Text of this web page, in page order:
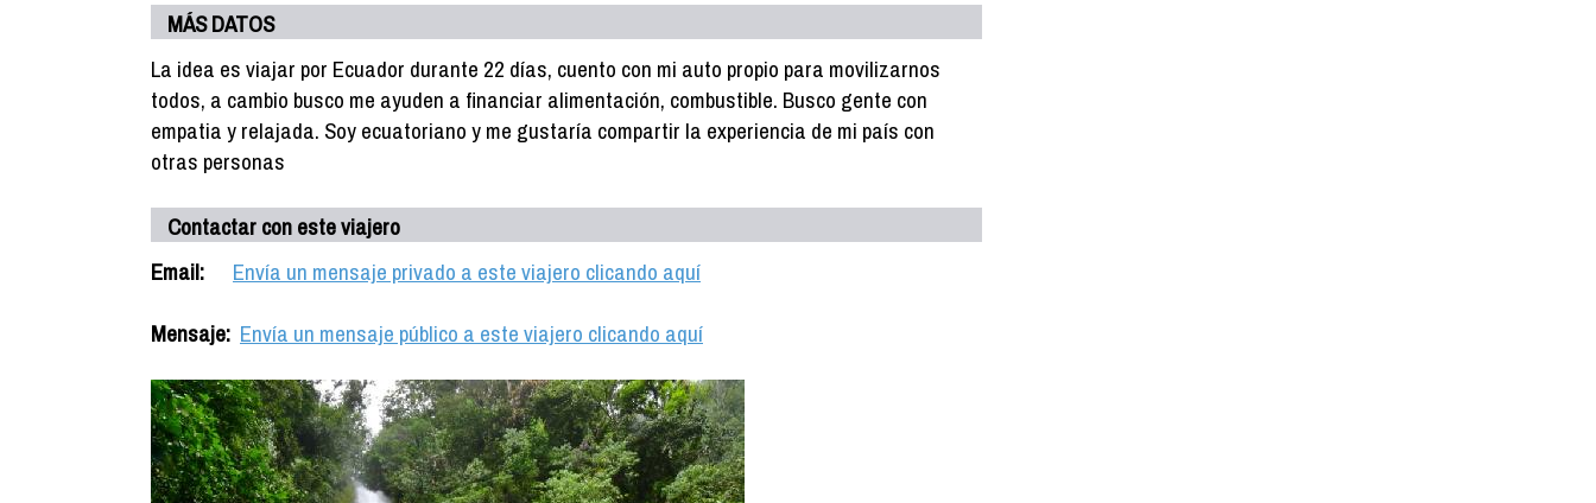
MÁS DATOS
La idea es viajar por Ecuador durante 22 días, cuento con mi auto propio para movilizarnos
todos, a cambio busco me ayuden a financiar alimentación, combustible. Busco gente con
empatia y relajada. Soy ecuatoriano y me gustaría compartir la experiencia de mi país con
otras personas
Contactar con este viajero
Email:
Envía un mensaje privado a este viajero clicando aquí
Mensaje: Envía un mensaje público a este viajero clicando aquí